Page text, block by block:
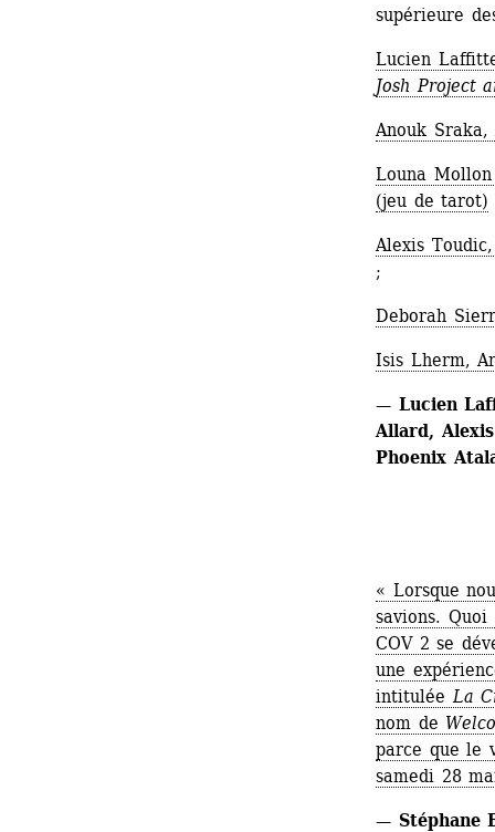
supérieure
Lucien
Josh Project
Anouk Sraka,
Louna
(jeu de tarot)
Alexis Toudic,
;
Deborah
Isis Lherm,
— Lucien
Allard,
Phoenix
« Lorsque
savions. Quoi
COV 2 se
une
intitulée La
nom de
parce que le
samedi 28
— Stéphane